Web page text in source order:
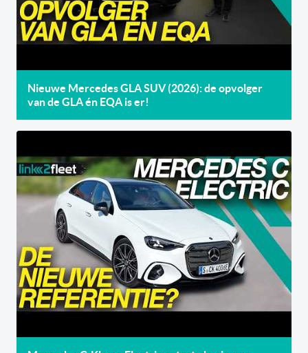
Nieuwe Mercedes GLA SUV (2026): de opvolger
van de GLA én EQA is er!